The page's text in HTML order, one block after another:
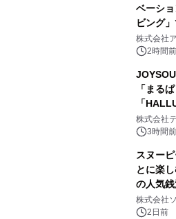
ベーシ
ビング
事例を株
株式会社
2時間前
「まる
「
信リリ
株式会社
3時間前
スヌー
とに楽
の人気
ラボレ
ボグッズ
株式会社
2日前